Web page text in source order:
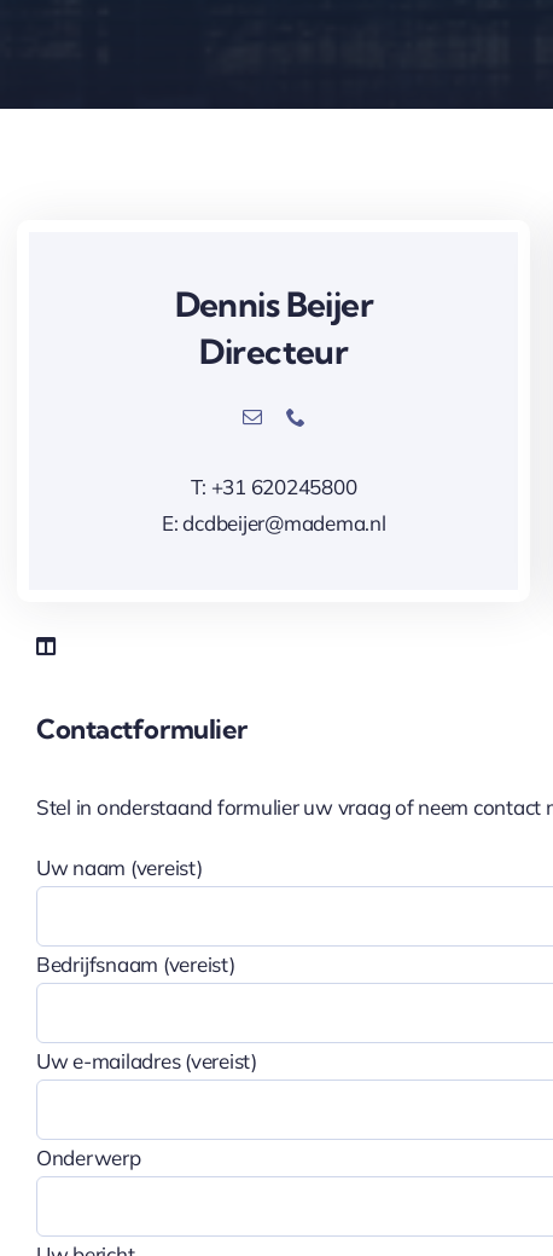
Dennis Beijer
Directeur
T: +31 620245800
E: dcdbeijer@madema.nl
Contactformulier
Stel in onderstaand formulier uw vraag of neem contact
Uw naam (vereist)
Bedrijfsnaam (vereist)
Uw e-mailadres (vereist)
Onderwerp